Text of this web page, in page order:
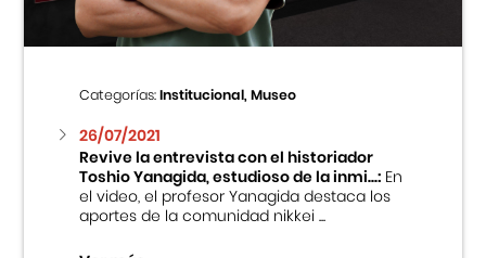
Categorías:Institucional, Museo
26/07/2021
Revive la entrevista con el historiador
Toshio Yanagida, estudioso de la inmi...:En
el video, el profesor Yanagida destaca los
aportes de la comunidad nikkei ...